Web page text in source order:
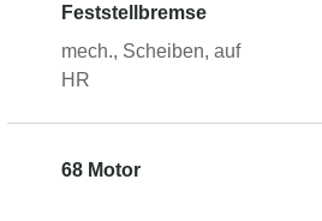
Feststellbremse
mech., Scheiben, auf
HR
68 Motor